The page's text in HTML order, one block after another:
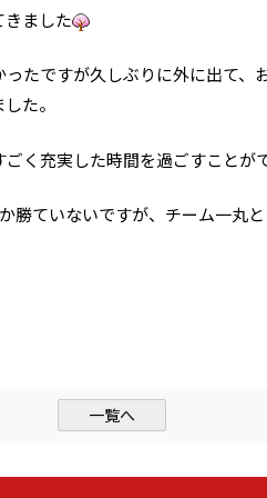
ました
たですが久しぶりに外に出て、
た。
く充実した時間を過ごすことが
勝ていないですが、チーム一丸
一覧へ